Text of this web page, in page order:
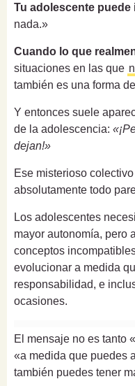
Tu adolescente puede
nada.»
Cuando lo que
situaciones en las que
también es una forma
Y entonces suele
de la adolescencia:
dejan!»
Ese misterioso
absolutamente todo
Los adolescentes
mayor autonomía, pero
conceptos
evolucionar a medida
responsabilidad, e
ocasiones.
El mensaje no es tanto
«a medida que puedes
también puedes tener